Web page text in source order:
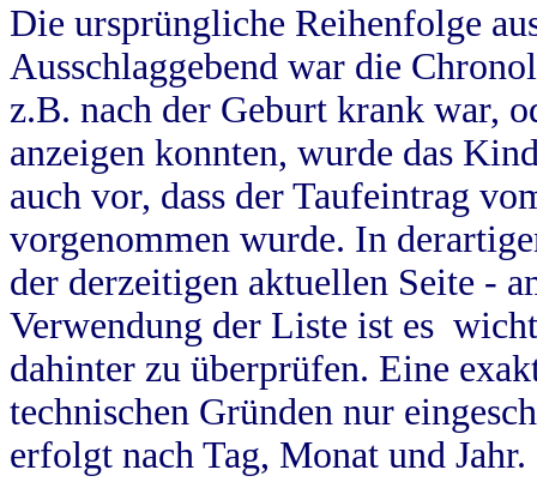
Die ursprüngliche Reihenfolge
Ausschlaggebend war die
z.B. nach der Geburt krank war,
anzeigen konnten, wurde das
auch vor, dass der Taufeintrag
vorgenommen wurde. In
der derzeitigen aktuellen Seite -
Verwendung der Liste ist es
dahinter zu überprüfen. Eine
technischen Gründen nur
erfolgt nach Tag, Monat und Jahr.